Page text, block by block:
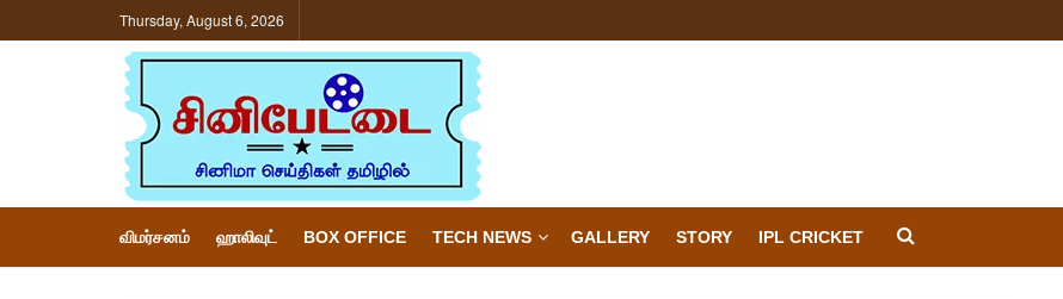
Thursday, August 6, 2026
விமர்சனம் ஹாலிவுட் BOX OFFICE TECH NEWS GALLERY STORY IPL CRICKET